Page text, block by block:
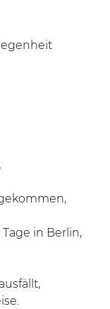
in Berlin,